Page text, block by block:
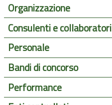
Organizzazione
Consulenti e collaboratori
Personale
Bandi di concorso
Performance